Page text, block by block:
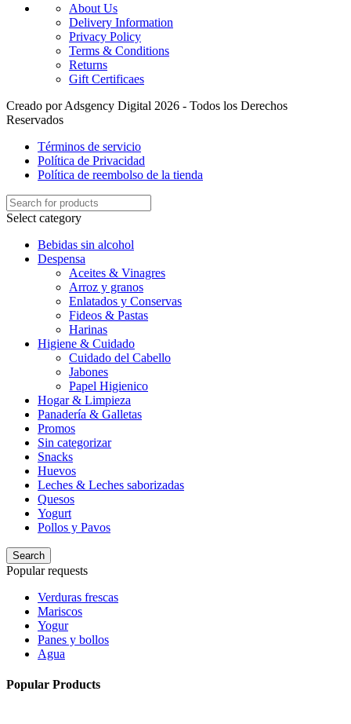
About Us
Delivery Information
Privacy Policy
Terms & Conditions
Returns
Gift Certificaes
Creado por Adsgency Digital 2026 - Todos los Derechos
Reservados
Términos de servicio
Política de Privacidad
Política de reembolso de la tienda
Select category
Bebidas sin alcohol
Despensa
Aceites & Vinagres
Arroz y granos
Enlatados y Conservas
Fideos & Pastas
Harinas
Higiene & Cuidado
Cuidado del Cabello
Jabones
Papel Higienico
Hogar & Limpieza
Panadería & Galletas
Promos
Sin categorizar
Snacks
Huevos
Leches & Leches saborizadas
Quesos
Yogurt
Pollos y Pavos
Search
Popular requests
Verduras frescas
Mariscos
Yogur
Panes y bollos
Agua
Popular Products